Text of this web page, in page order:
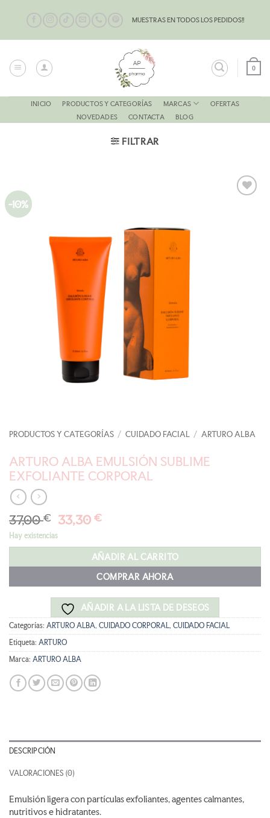
contenido
MUESTRAS EN TODOS LOS PEDIDOS!!
0
INICIO PRODUCTOS Y CATEGORÍAS MARCAS
OFERTAS
NOVEDADES
CONTACTA BLOG
FILTRAR
-10%
PRODUCTOS Y CATEGORÍAS / CUIDADO FACIAL / ARTURO ALBA
ARTURO ALBA EMULSIÓN SUBLIME
EXFOLIANTE CORPORAL
37,00€ El
original
37,00 €.
33,30€El
actual
es:
33,30 €.
Hay existencias
AÑADIR AL CARRITO
COMPRAR AHORA
AÑADIR A LA LISTA DE DESEOS
Categorías: ARTURO ALBA, CUIDADO CORPORAL, CUIDADO FACIAL
Etiqueta: ARTURO
Marca: ARTURO ALBA
DESCRIPCIÓN
VALORACIONES (0)
Emulsión ligera con partículas exfoliantes, agentes calmantes,
nutritivos e hidratantes.